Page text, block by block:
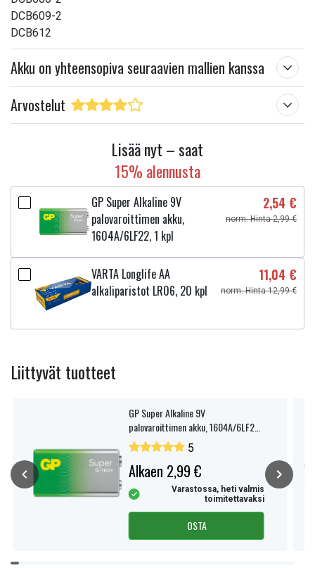
DCB609-2
DCB612
Akku on yhteensopiva seuraavien mallien kanssa
Arvostelut
Lisää nyt – saat
15% alennusta
GP Super Alkaline 9V
palovaroittimen akku,
1604A/6LF22, 1 kpl
2,54 €
norm. Hinta 2,99 €
VARTA Longlife AA
alkaliparistot LR06, 20 kpl
11,04 €
norm. Hinta 12,99 €
Liittyvät tuotteet
GP Super Alkaline 9V
palovaroittimen akku, 1604A/6LF22,
1 kpl
5
Alkaen 2,99 €
Varastossa, heti valmis
toimitettavaksi
OSTA
Item